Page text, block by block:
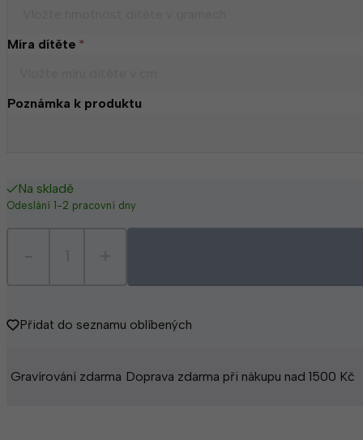
Míra dítěte *
Poznámka k produktu
Na skladě
Odeslání 1-2 pracovní dny
Přidat do seznamu oblíbených
Gravírování zdarma Doprava zdarma při nákupu nad 1500 Kč